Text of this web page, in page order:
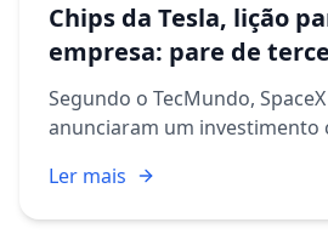
Chips da Tesla, lição
empresa: pare de
críticos
Segundo o TecMundo, SpaceX
anunciaram um investimento
batizada de Terafab. A notícia
distante da realidade de
Ler mais